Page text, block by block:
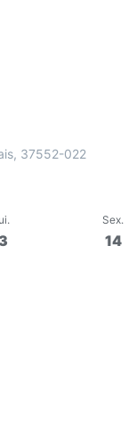
37552-022
. Sex.
14